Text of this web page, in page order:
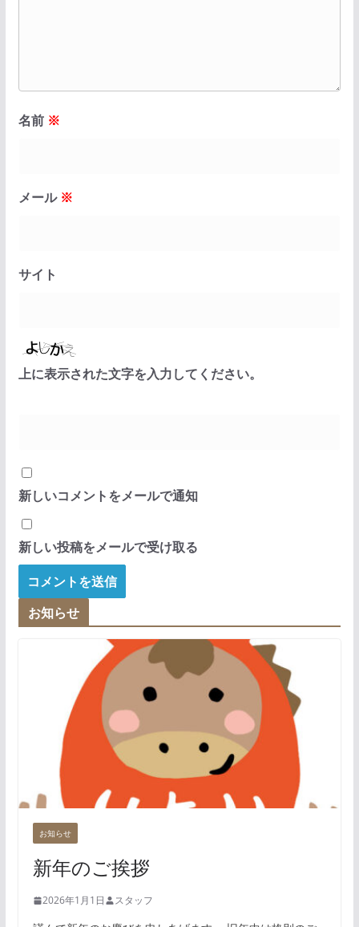
名前 ※
メール ※
サイト
上に表示された文字を入力してください。
新しいコメントをメールで通知
新しい投稿をメールで受け取る
お知らせ
お知らせ
新年のご挨拶
2026年1月1日 スタッフ